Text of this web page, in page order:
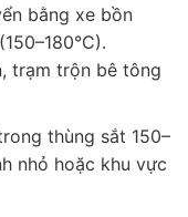
bằng xe bồn
trạm trộn bê tông
thùng sắt 150–
nhỏ hoặc khu vực